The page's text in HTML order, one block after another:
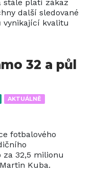
stále platí zákaz
další sledované
vynikající kvalitu
AKTUÁLNĚ
32 a půl
fotbalového
za 32,5 milionu
Kuba.